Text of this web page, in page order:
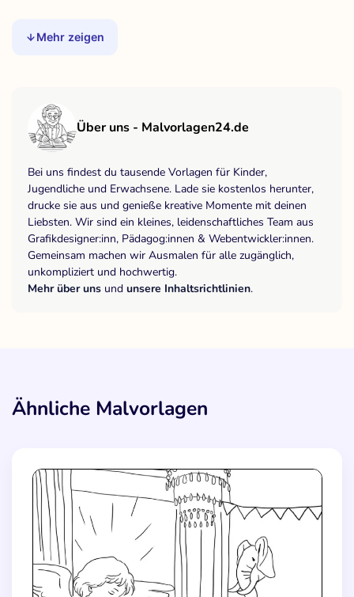
Mehr zeigen
Über uns - Malvorlagen24.de
Bei uns findest du tausende Vorlagen für Kinder,
Jugendliche und Erwachsene. Lade sie kostenlos herunter,
drucke sie aus und genieße kreative Momente mit deinen
Liebsten. Wir sind ein kleines, leidenschaftliches Team aus
Grafikdesigner:inn, Pädagog:innen & Webentwickler:innen.
Gemeinsam machen wir Ausmalen für alle zugänglich,
unkompliziert und hochwertig.
Mehr über uns und unsere Inhaltsrichtlinien.
Ähnliche Malvorlagen